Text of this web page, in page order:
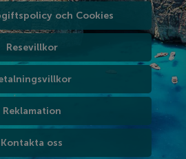
och Cookies
Resevillkor
Reklamation
Kontakta oss